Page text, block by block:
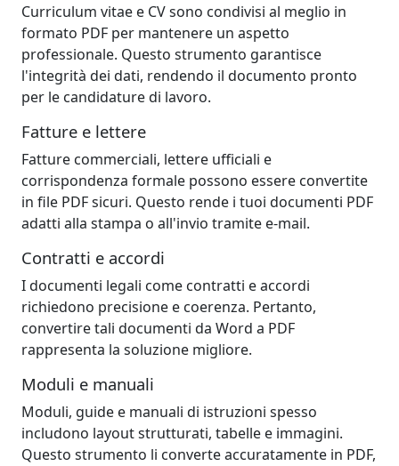
Curriculum vitae e CV sono condivisi al meglio in
formato PDF per mantenere un aspetto
professionale. Questo strumento garantisce
l'integrità dei dati, rendendo il documento pronto
per le candidature di lavoro.
Fatture e lettere
Fatture commerciali, lettere ufficiali e
corrispondenza formale possono essere convertite
in file PDF sicuri. Questo rende i tuoi documenti PDF
adatti alla stampa o all'invio tramite e-mail.
Contratti e accordi
I documenti legali come contratti e accordi
richiedono precisione e coerenza. Pertanto,
convertire tali documenti da Word a PDF
rappresenta la soluzione migliore.
Moduli e manuali
Moduli, guide e manuali di istruzioni spesso
includono layout strutturati, tabelle e immagini.
Questo strumento li converte accuratamente in PDF,